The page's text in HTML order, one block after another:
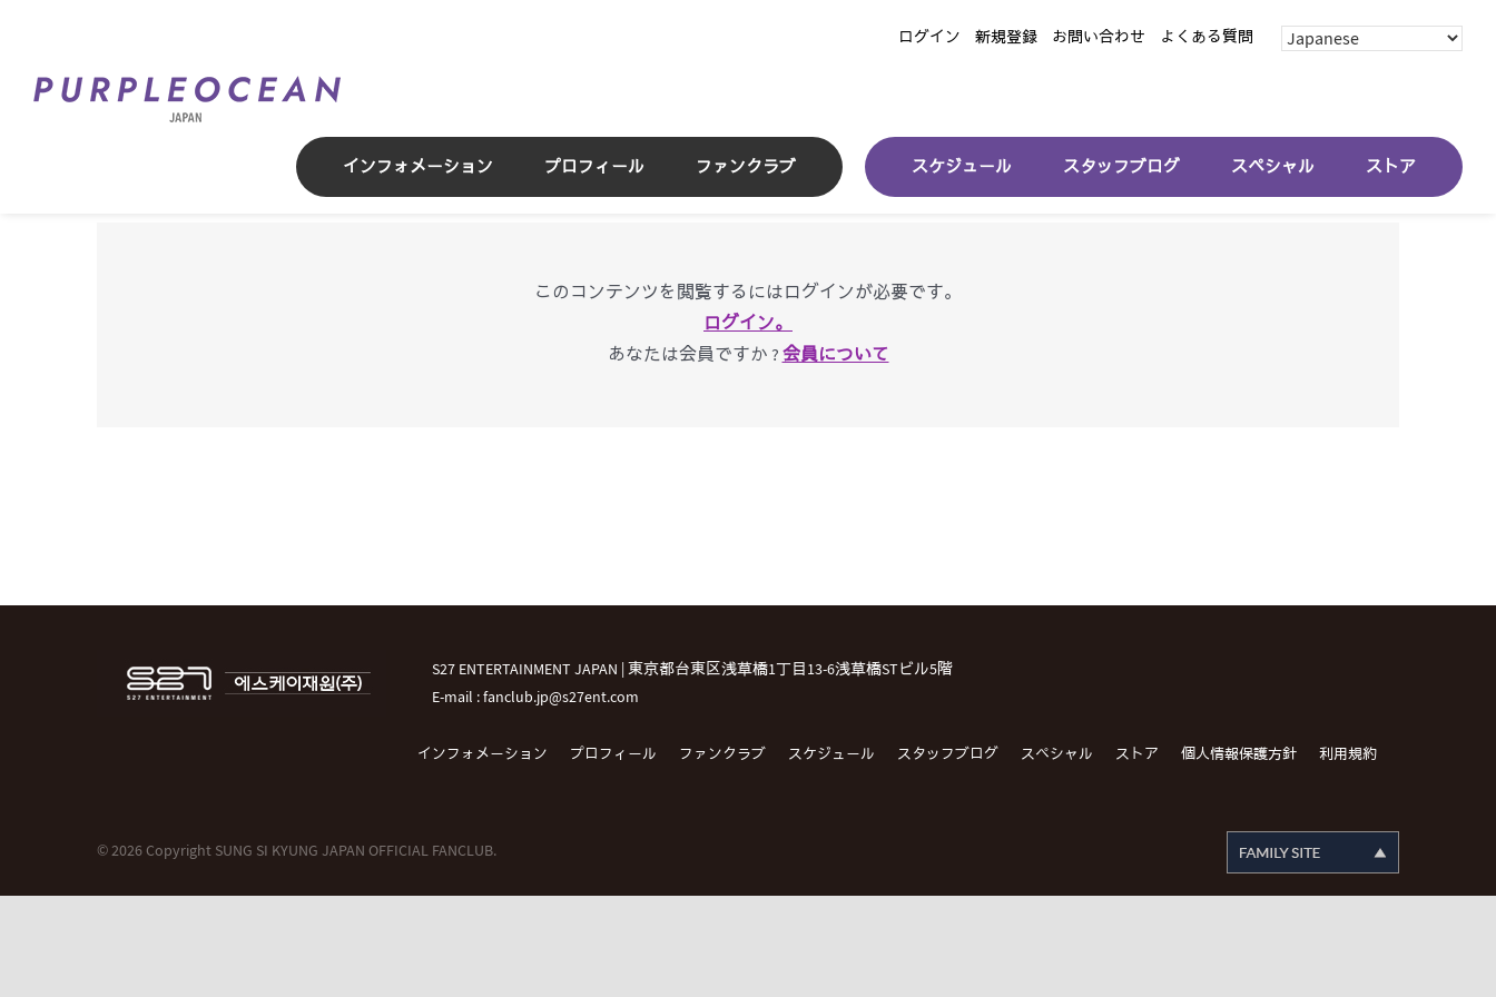
content
ログイン 新規登録 お問い合わせ よくある質問
インフォメーション プロフィール ファンクラブ スケジュール スタッフブログ スペシャル ストア
このコンテンツを閲覧するにはログインが必要です。
ログイン。
あなたは会員ですか ? 会員について
S27 ENTERTAINMENT JAPAN | 東京都台東区浅草橋1丁目13-6浅草橋STビル5階
E-mail : fanclub.jp@s27ent.com
インフォメーション プロフィール ファンクラブ スケジュール スタッフブログ スペシャル ストア 個人情報保護方針 利用規約
© 2026 Copyright SUNG SI KYUNG JAPAN OFFICIAL FANCLUB.